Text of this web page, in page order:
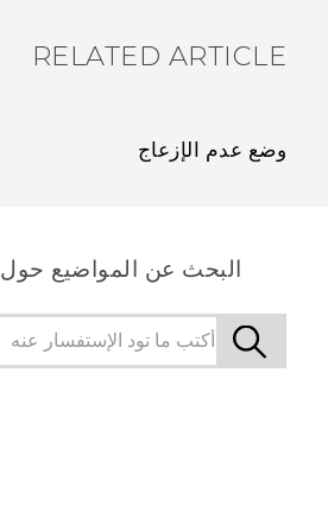
RELATED ARTICLE
وضع عدم الإزعاج
البحث عن المواضيع حول HTC U12+